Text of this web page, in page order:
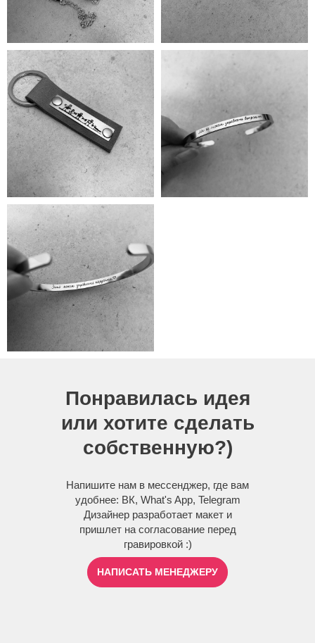
Понравилась идея
или хотите сделать
собственную?)
Напишите нам в мессенджер, где вам
удобнее: ВК, What's App, Telegram
Дизайнер разработает макет и
пришлет на согласование перед
гравировкой :)
НАПИСАТЬ МЕНЕДЖЕРУ